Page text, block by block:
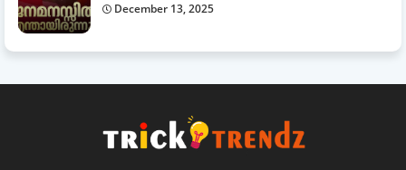
December 13, 2025